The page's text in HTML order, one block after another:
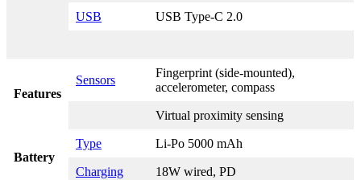
USB USB Type-C 2.0
Features
Sensors
Fingerprint (side-mounted),
accelerometer, compass
Virtual proximity sensing
Battery
Type Li-Po 5000 mAh
Charging 18W wired, PD